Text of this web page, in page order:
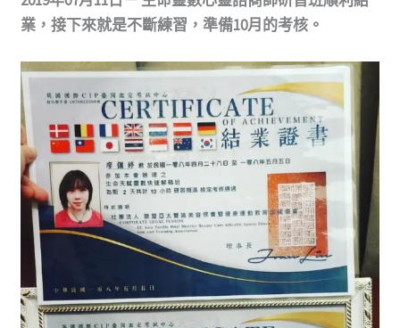
業，接下來就是不斷練習，準備10月的考核。